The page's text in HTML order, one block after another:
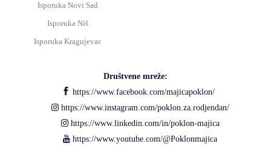
Isporuka Novi Sad
Isporuka Niš
Isporuka Kragujevac
Društvene mreže:
https://www.facebook.com/majicapoklon/
https://www.instagram.com/poklon.za.rodjendan/
https://www.linkedin.com/in/poklon-majica
https://www.youtube.com/@Poklonmajica